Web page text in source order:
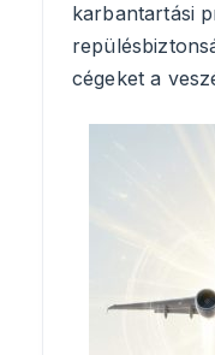
karbantartási
cégeket a